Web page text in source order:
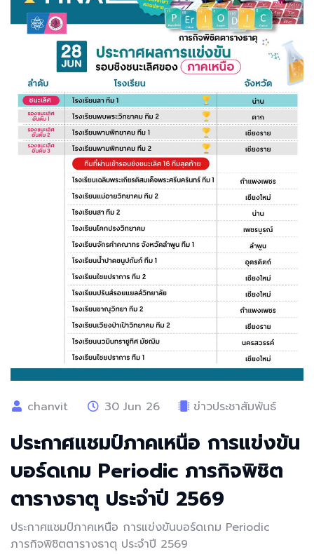
chanvit 30 Jun 26 ข่าวประชาสัมพันธ์
ประกาศแชมป์ภาคเหนือ การแข่งขัน
บอร์ดเกม Periodic ภารกิจพิชิต
ตารางธาตุ ประจำปี 2569
ประกาศแชมป์ภาคเหนือ การแข่งขันบอร์ดเกม Periodic
ภารกิจพิชิตตารางธาตุ ประจำปี 2569